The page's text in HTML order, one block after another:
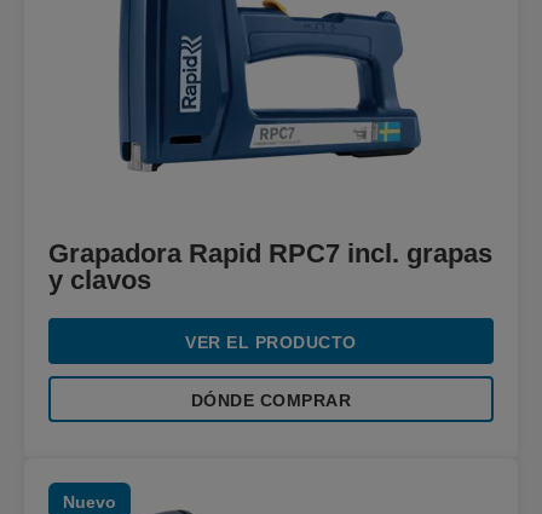
Grapadora Rapid RPC7 incl. grapas
y clavos
VER EL PRODUCTO
DÓNDE COMPRAR
Nuevo